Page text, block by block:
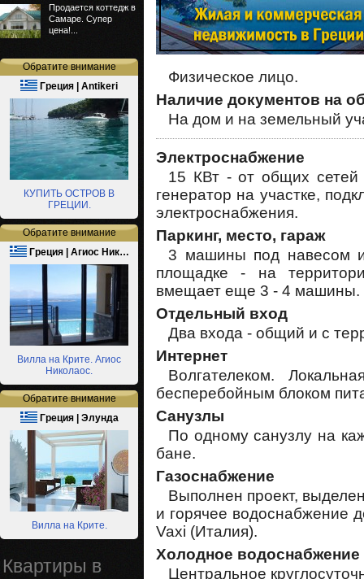
Продается коттедж в
Самаре. Супер
цена!...
Обратите внимание
Греция | Antikeri
КУПИТЬ ОСТРОВ В
ГРЕЦИИ.
Обратите внимание
Греция | Агиос Ник…
Вилла на Крите. Агиос
Николаос.
Обратите внимание
Греция | Элунда
Вилла на Крите.
Квартиры в
Физическое лицо.
Наличие документов на
На дом и на земельный
Электроснабжение
15 КВт - от общих сетей
генератор на участке,
электроснабжения.
Паркинг, место, гараж
3 машины под навесом
площадке - на
вмещает еще 3 - 4 машины.
Отдельный вход
Два входа - общий и с
Интернет
Волгателеком.
бесперебойным блоком
Санузлы
По одному санузлу на
бане.
Газоснабжение
Выполнен проект,
и горячее водоснабжение
Vaxi (Италия).
Холодное водоснабжение
Центральное